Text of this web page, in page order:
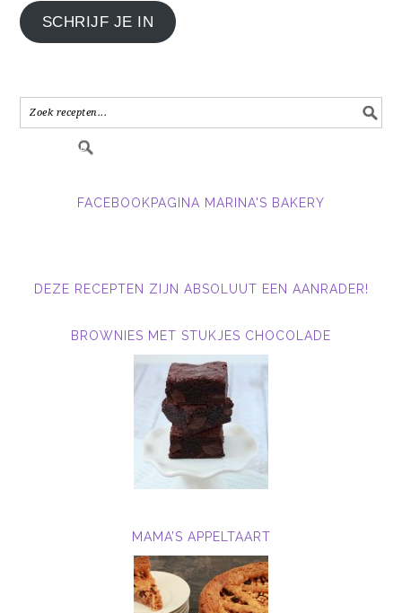
je
e-
in.....
SCHRIJF JE IN
FACEBOOKPAGINA MARINA'S BAKERY
DEZE RECEPTEN ZIJN ABSOLUUT EEN AANRADER!
BROWNIES MET STUKJES CHOCOLADE
MAMA’S APPELTAART